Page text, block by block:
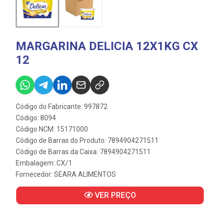
MARGARINA DELICIA 12X1KG CX
12
Código do Fabricante: 997872
Código: 8094
Código NCM: 15171000
Código de Barras do Produto: 7894904271511
Código de Barras da Caixa: 7894904271511
Embalagem: CX/1
Fornecedor: SEARA ALIMENTOS
VER PREÇO